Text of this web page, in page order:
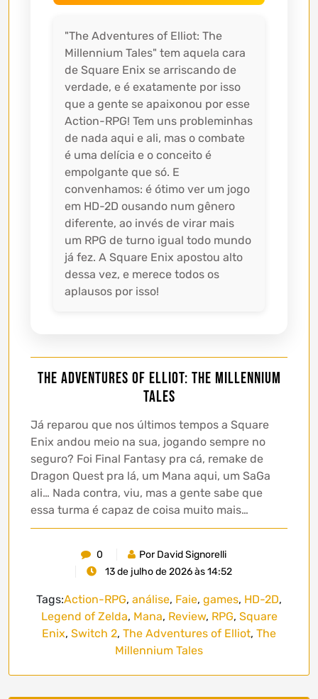
"The Adventures of Elliot: The
Millennium Tales" tem aquela cara
de Square Enix se arriscando de
verdade, e é exatamente por isso
que a gente se apaixonou por esse
Action-RPG! Tem uns probleminhas
de nada aqui e ali, mas o combate
é uma delícia e o conceito é
empolgante que só. E
convenhamos: é ótimo ver um jogo
em HD-2D ousando num gênero
diferente, ao invés de virar mais
um RPG de turno igual todo mundo
já fez. A Square Enix apostou alto
dessa vez, e merece todos os
aplausos por isso!
The Adventures of Elliot: The Millennium
Tales
Já reparou que nos últimos tempos a Square
Enix andou meio na sua, jogando sempre no
seguro? Foi Final Fantasy pra cá, remake de
Dragon Quest pra lá, um Mana aqui, um SaGa
ali… Nada contra, viu, mas a gente sabe que
essa turma é capaz de coisa muito mais…
0
Por David Signorelli
13 de julho de 2026 às 14:52
Tags:Action-RPG, análise, Faie, games, HD-2D,
Legend of Zelda, Mana, Review, RPG, Square
Enix, Switch 2, The Adventures of Elliot, The
Millennium Tales